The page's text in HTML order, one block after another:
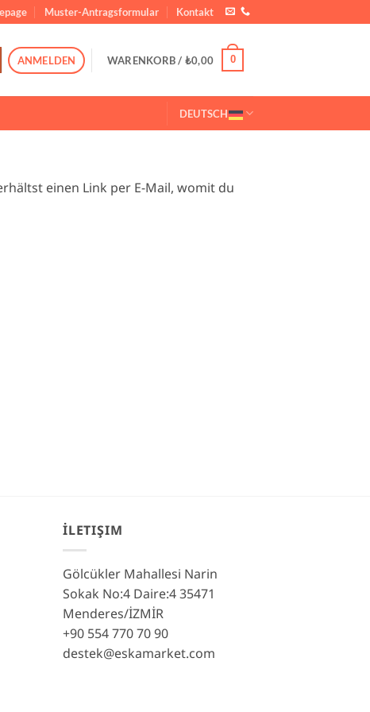
Muster-Antragsformular Kontakt
ANMELDEN WARENKORB / ₺0,00 0
DEUTSCH
einen Link per E-Mail, womit du
İLETIŞIM
Gölcükler Mahallesi Narin
Sokak No:4 Daire:4 35471
Menderes/İZMİR
+90 554 770 70 90
destek@eskamarket.com